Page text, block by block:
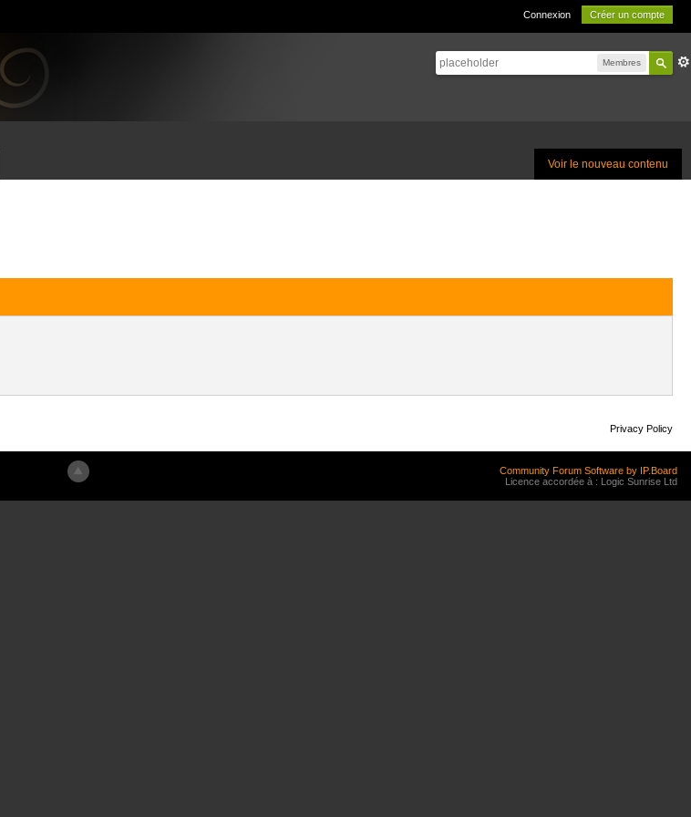
Connexion Créer un compte
Membres
Voir le nouveau contenu
Privacy Policy
Community Forum Software by IP.Board
Licence accordée à : Logic Sunrise Ltd